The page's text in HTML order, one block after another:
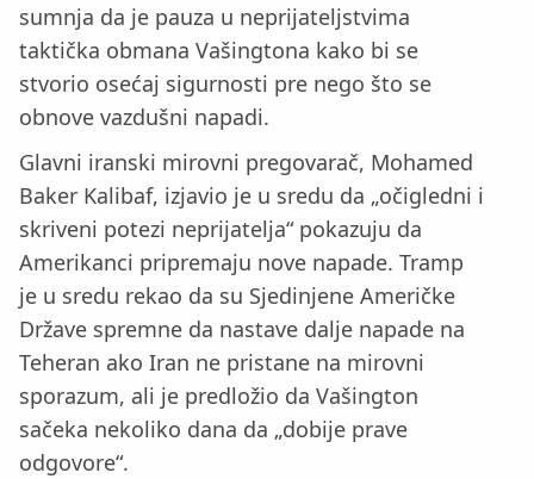
sumnja da je pauza u neprijateljstvima
taktička obmana Vašingtona kako bi se
stvorio osećaj sigurnosti pre nego što se
obnove vazdušni napadi.
Glavni iranski mirovni pregovarač, Mohamed
Baker Kalibaf, izjavio je u sredu da „očigledni i
skriveni potezi neprijatelja“ pokazuju da
Amerikanci pripremaju nove napade. Tramp
je u sredu rekao da su Sjedinjene Američke
Države spremne da nastave dalje napade na
Teheran ako Iran ne pristane na mirovni
sporazum, ali je predložio da Vašington
sačeka nekoliko dana da „dobije prave
odgovore“.